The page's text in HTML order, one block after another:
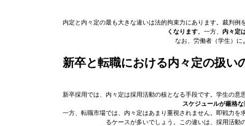
内定と内々定の最も大きな違いは法的拘束力にあります。裁判例
くなります 。一方、 内々定
なお、労働者（学生）に
新卒と転職における内々定の扱い
新卒採用では、内々定は採用活動の核となる手段です。学生の意
スケジュールが厳格
一方、転職市場では、内々定はあまり重視されません。即戦力
るケースが多いでしょう。この違いは、採用活動